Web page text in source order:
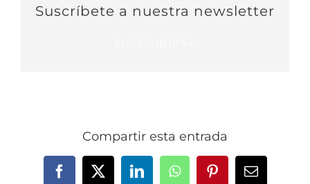
Suscríbete a nuestra newsletter
Compartir esta entrada
Facebook
X LinkedInWhatsAppPinterestCorreo